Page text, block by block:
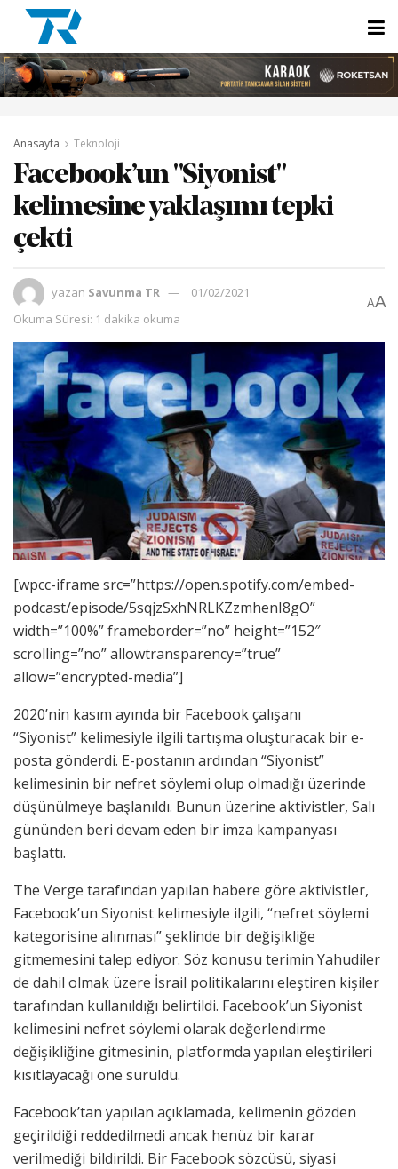
Anasayfa Teknoloji
Facebook’un "Siyonist"
kelimesine yaklaşımı tepki
çekti
yazan Savunma TR
01/02/2021
Okuma Süresi: 1 dakika okuma
AA
[wpcc-iframe src=”https://open.spotify.com/embed-
podcast/episode/5sqjzSxhNRLKZzmhenI8gO”
width=”100%” frameborder=”no” height=”152″
scrolling=”no” allowtransparency=”true”
allow=”encrypted-media”]
2020’nin kasım ayında bir Facebook çalışanı
“Siyonist” kelimesiyle ilgili tartışma oluşturacak bir e-
posta gönderdi. E-postanın ardından “Siyonist”
kelimesinin bir nefret söylemi olup olmadığı üzerinde
düşünülmeye başlanıldı. Bunun üzerine aktivistler, Salı
gününden beri devam eden bir imza kampanyası
başlattı.
The Verge tarafından yapılan habere göre aktivistler,
Facebook’un Siyonist kelimesiyle ilgili, “nefret söylemi
kategorisine alınması” şeklinde bir değişikliğe
gitmemesini talep ediyor. Söz konusu terimin Yahudiler
de dahil olmak üzere İsrail politikalarını eleştiren kişiler
tarafından kullanıldığı belirtildi. Facebook’un Siyonist
kelimesini nefret söylemi olarak değerlendirme
değişikliğine gitmesinin, platformda yapılan eleştirileri
kısıtlayacağı öne sürüldü.
Facebook’tan yapılan açıklamada, kelimenin gözden
geçirildiği reddedilmedi ancak henüz bir karar
verilmediği bildirildi. Bir Facebook sözcüsü, siyasi